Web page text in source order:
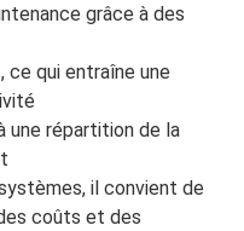
grâce à des
qui entraîne une
une répartition de la
il convient de
coûts et des